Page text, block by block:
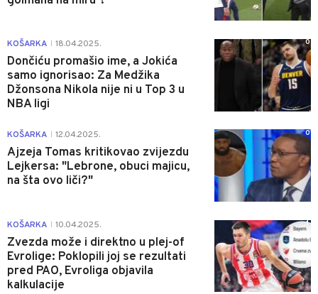
KOŠARKA 18.04.2025.
Dončiću promašio ime, a Jokića
samo ignorisao: Za Medžika
Džonsona Nikola nije ni u Top 3 u
NBA ligi
0
KOŠARKA 12.04.2025.
Ajzeja Tomas kritikovao zvijezdu
Lejkersa: "Lebrone, obuci majicu,
na šta ovo liči?"
0
KOŠARKA 10.04.2025.
Zvezda može i direktno u plej-of
Evrolige: Poklopili joj se rezultati
pred PAO, Evroliga objavila
kalkulacije
1